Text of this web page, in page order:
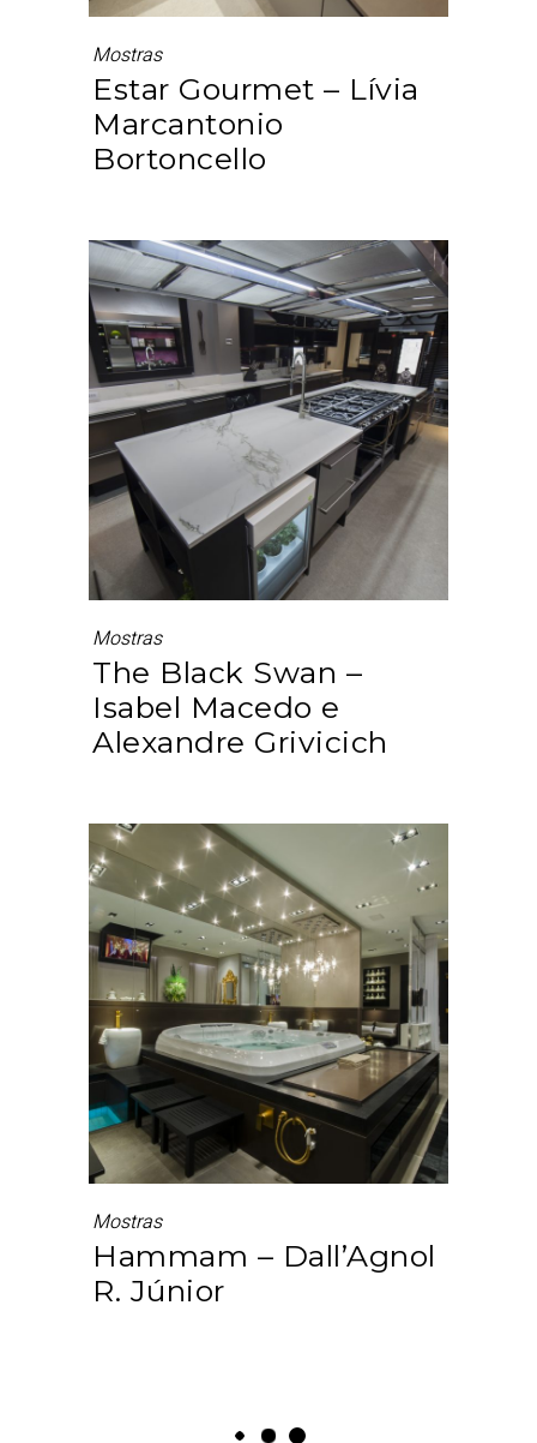
Mostras
Estar Gourmet – Lívia
Marcantonio
Bortoncello
Mostras
The Black Swan –
Isabel Macedo e
Alexandre Grivicich
Mostras
Hammam – Dall’Agnol
R. Júnior